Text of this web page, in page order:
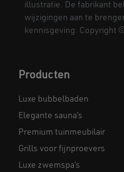
illustratie. De fabrikant
wijzigingen aan te
kennisgeving. Copyright
Producten
Luxe bubbelbaden
Elegante sauna’s
Premium tuinmeubilair
Grills voor fijnproevers
Luxe zwemspa’s